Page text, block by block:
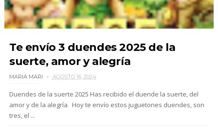
Te envío 3 duendes 2025 de la
suerte, amor y alegría
MARIA MARI AGOSTO 16, 2024
Duendes de la suerte 2025 Has recibido el duende la suerte, del
amor y de la alegría Hoy te envío estos juguetones duendes, son
tres, el ...